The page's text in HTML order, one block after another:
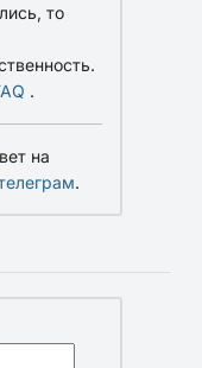
то
.
на
.